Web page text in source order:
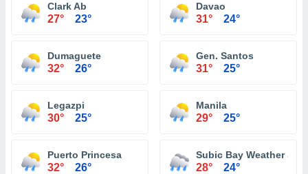
Clark Ab
27° 23°
Davao
31° 24°
Dumaguete
32° 26°
Gen. Santos
31° 25°
Legazpi
30° 25°
Manila
29° 25°
Puerto Princesa
32° 26°
Subic Bay Weather
28° 24°